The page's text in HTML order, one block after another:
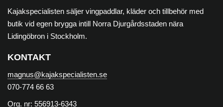
Kajakspecialisten säljer vingpaddlar, kläder och tillbehör med
butik vid egen brygga intill Norra Djurgårdsstaden nära
Lidingöbron i Stockholm.
KONTAKT
magnus@kajakspecialisten.se
070-774 66 63
Org. nr: 556913-6343